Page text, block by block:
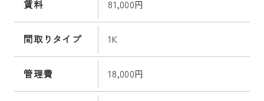
賃料 81,000円
間取りタイプ 1K
管理費 18,000円